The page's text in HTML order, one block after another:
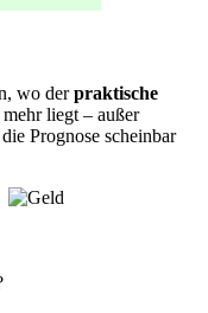
wo derpraktische
liegt – außer
Prognose scheinbar